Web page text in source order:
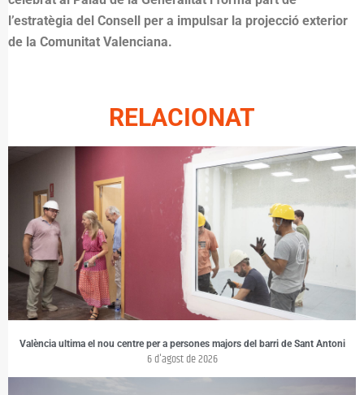
l’estratègia del Consell per a impulsar la projecció exterior
de la Comunitat Valenciana.
RELACIONAT
València ultima el nou centre per a persones majors del barri de Sant Antoni
6 d'agost de 2026